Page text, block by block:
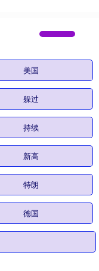
美国
躲过
持续
新高
特朗
德国